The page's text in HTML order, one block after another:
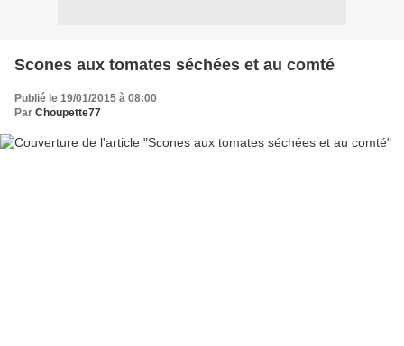
Scones aux tomates séchées et au comté
Publié le 19/01/2015 à 08:00
Par Choupette77